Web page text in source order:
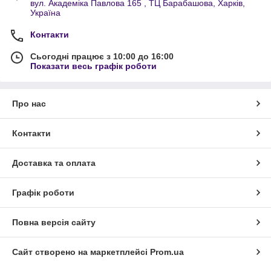
вул. Академіка Павлова 165 , ТЦ Барабашова, Харків,
Україна
Контакти
Сьогодні працює з 10:00 до 16:00
Показати весь графік роботи
Про нас
Контакти
Доставка та оплата
Графік роботи
Повна версія сайту
Сайт створено на маркетплейсі Prom.ua